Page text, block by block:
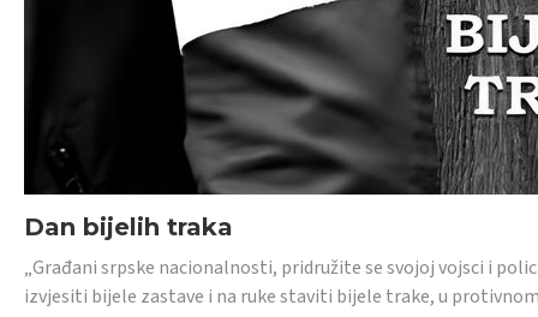
Dan bijelih traka
„Građani srpske nacionalnosti, pridružite se svojoj vojsci i
izvjesiti bijele zastave i na ruke staviti bijele trake, u